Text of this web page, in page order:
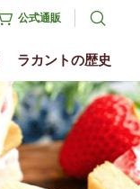
ラカントの歴史
公式通販